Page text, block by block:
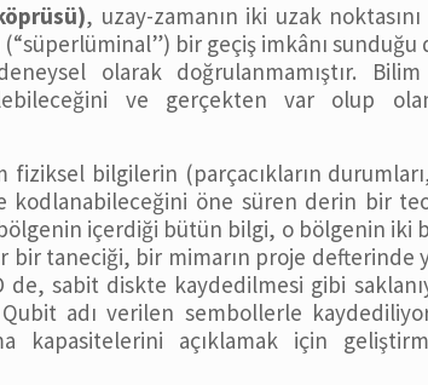
, uzay-zamanın iki uzak
(“süperlüminal”) bir geçiş imkânı
olarak doğrulanmamıştır. Bilim
ve gerçekten var olup
bilgilerin (parçacıkların
kodlanabileceğini öne süren derin bir
içerdiği bütün bilgi, o bölgenin iki
bir taneciği, bir mimarın proje defterinde
sabit diskte kaydedilmesi gibi
adı verilen sembollerle
kapasitelerini açıklamak için